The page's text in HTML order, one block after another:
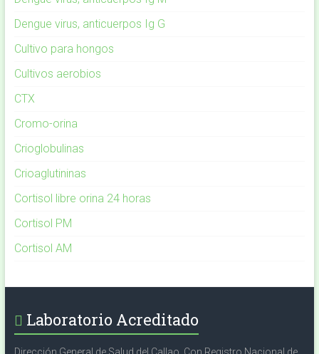
Dengue virus, anticuerpos Ig G
Cultivo para hongos
Cultivos aerobios
CTX
Cromo-orina
Crioglobulinas
Crioaglutininas
Cortisol libre orina 24 horas
Cortisol PM
Cortisol AM
Laboratorio Acreditado